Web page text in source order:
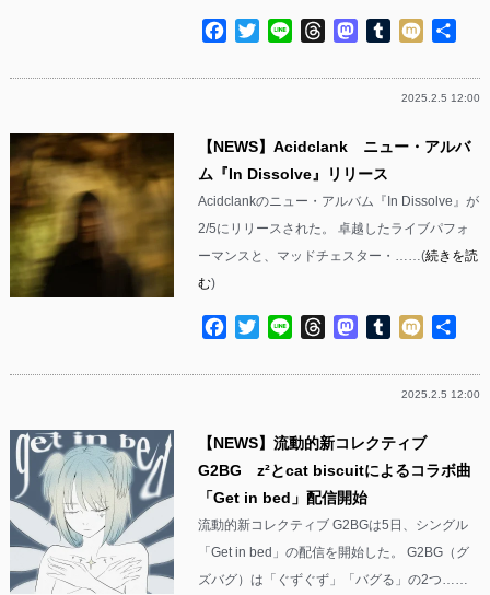
Facebook
TwitterLine ThreadsMastodon
Tumblr
Mixi
2025.2.5 12:00
【NEWS】Acidclank ニュー・アルバ
ム『In Dissolve』リリース
Acidclankのニュー・アルバム『In Dissolve』が
2/5にリリースされた。 卓越したライブパフォ
ーマンスと、マッドチェスター・……(続きを読
む)
Facebook
TwitterLine ThreadsMastodon
Tumblr
Mixi
2025.2.5 12:00
【NEWS】流動的新コレクティブ
G2BG z²とcat biscuitによるコラボ曲
「Get in bed」配信開始
流動的新コレクティブ G2BGは5日、シングル
「Get in bed」の配信を開始した。 G2BG（グ
ズバグ）は「ぐずぐず」「バグる」の2つ……